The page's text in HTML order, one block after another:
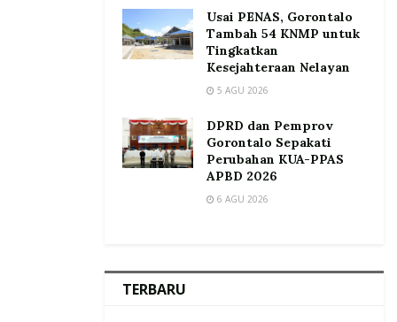
Usai PENAS, Gorontalo
Tambah 54 KNMP untuk
Tingkatkan
Kesejahteraan Nelayan
5 AGU 2026
DPRD dan Pemprov
Gorontalo Sepakati
Perubahan KUA-PPAS
APBD 2026
6 AGU 2026
TERBARU